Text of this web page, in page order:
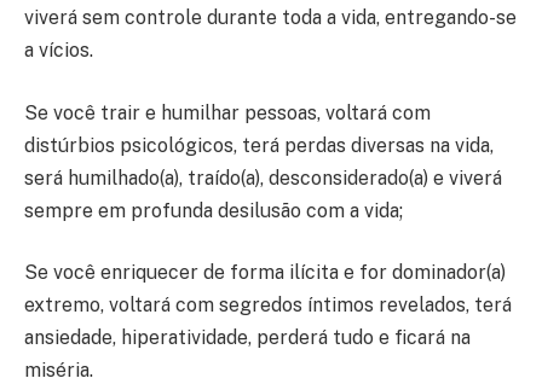
viverá sem controle durante toda a vida, entregando-se
a vícios.
Se você trair e humilhar pessoas, voltará com
distúrbios psicológicos, terá perdas diversas na vida,
será humilhado(a), traído(a), desconsiderado(a) e viverá
sempre em profunda desilusão com a vida;
Se você enriquecer de forma ilícita e for dominador(a)
extremo, voltará com segredos íntimos revelados, terá
ansiedade, hiperatividade, perderá tudo e ficará na
miséria.